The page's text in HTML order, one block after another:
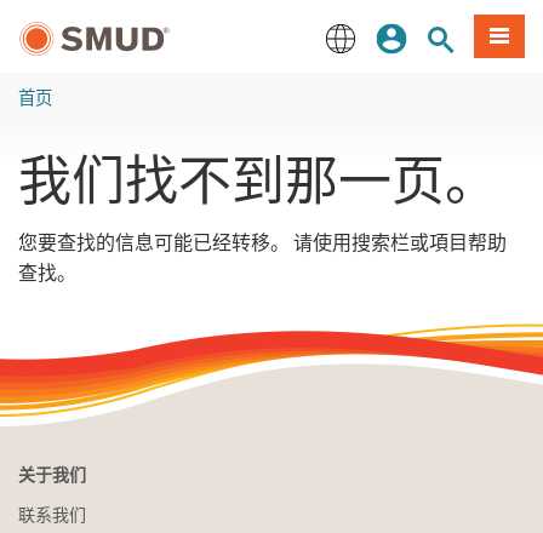
登录网站搜索
項目
首页
我们找不到那一页。
您要查找的信息可能已经转移。 请使用搜索栏或項目帮助
查找。
关于我们
联系我们